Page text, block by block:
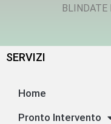
BLINDATE
SERVIZI
Home
Pronto Intervento